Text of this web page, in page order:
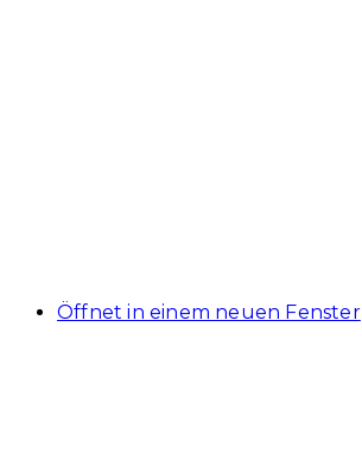
Öffnet in einem neuen Fenster